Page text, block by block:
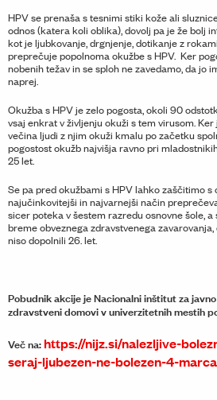
HPV se prenaša s tesnimi stiki kože ali
odnos (katera koli oblika), dovolj pa je že bolj
kot je ljubkovanje, drgnjenje, dotikanje z
preprečuje popolnoma okužbe s HPV. Ker
nobenih težav in se sploh ne zavedamo, da jo
naprej.
Okužba s HPV je zelo pogosta, okoli 90
vsaj enkrat v življenju okuži s tem virusom.
večina ljudi z njim okuži kmalu po začetku
pogostost okužb najvišja ravno pri
25 let.
Se pa pred okužbami s HPV lahko zaščitimo s
najučinkovitejši in najvarnejši način
sicer poteka v šestem razredu osnovne šole,
breme obveznega zdravstvenega
niso dopolnili 26. let.
Pobudnik akcije je Nacionalni inštitut za
zdravstveni domovi v univerzitetnih mestih
Več na: https://nijz.si/nalezljive-
seraj-ljubezen-ne-bolezen-4-